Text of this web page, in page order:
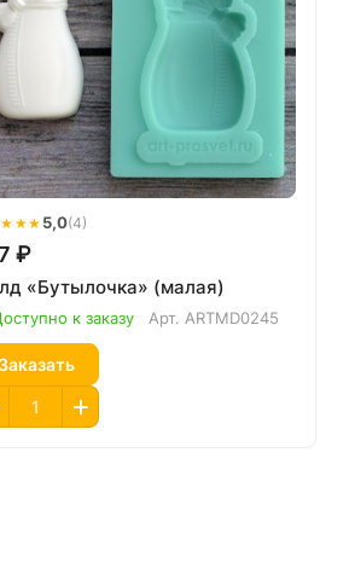
5,0(4)
₽
«Бутылочка» (малая)
к заказу Арт. ARTMD0245
Заказать